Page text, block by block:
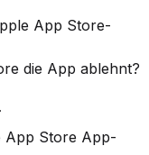
App Store-
die App ablehnt?
App Store App-